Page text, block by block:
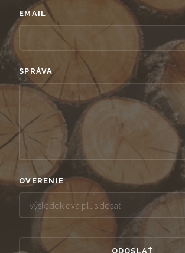
EMAIL
SPRÁVA
OVERENIE